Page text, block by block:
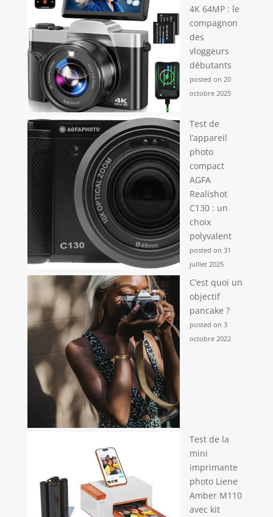
4K 64MP : le
compagnon
des
vloggeurs
débutants
posted on 20
octobre 2025
Test de
l’appareil
photo
compact
AGFA
Realishot
C130 : un
choix
polyvalent
posted on 31
juillet 2025
C’est quoi un
objectif
pancake ?
posted on 3
octobre 2022
Test de la
mini
imprimante
photo Liene
Amber M110
avec kit